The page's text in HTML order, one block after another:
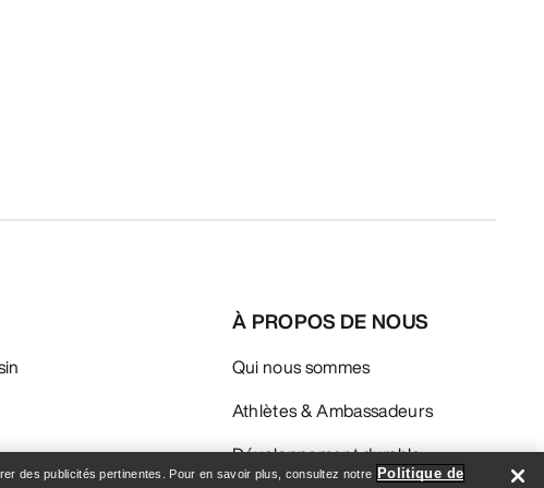
À PROPOS DE NOUS
Qui nous sommes
Athlètes & Ambassadeurs
Développement durable
des publicités pertinentes. Pour en savoir plus, consultez notre Politique de